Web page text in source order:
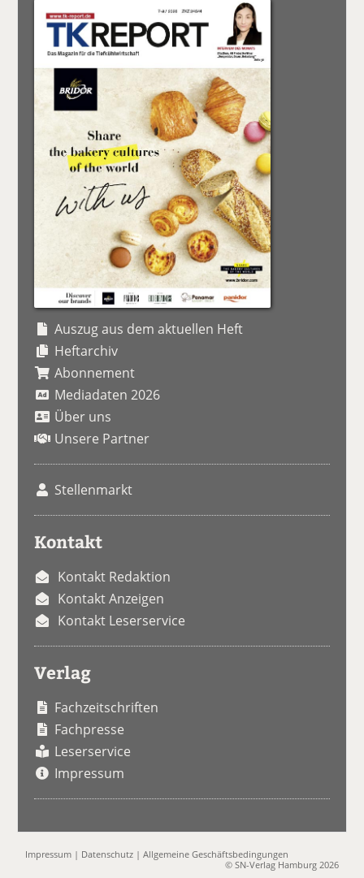
Auszug aus dem aktuellen Heft
Heftarchiv
Abonnement
Mediadaten 2026
Über uns
Unsere Partner
Stellenmarkt
Kontakt
Kontakt Redaktion
Kontakt Anzeigen
Kontakt Leserservice
Verlag
Fachzeitschriften
Fachpresse
Leserservice
Impressum
Impressum | Datenschutz |Allgemeine Geschäftsbedingungen
© SN-Verlag Hamburg 2026